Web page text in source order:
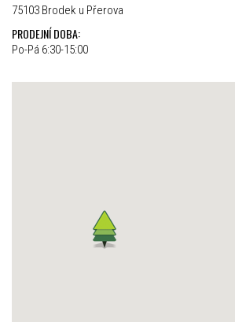
75103 Brodek u Přerova
PRODEJNÍ DOBA:
Po-Pá 6:30-15:00